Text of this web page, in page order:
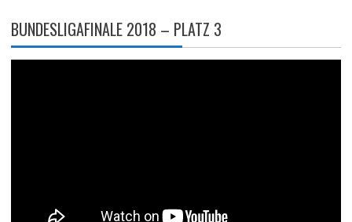
BUNDESLIGAFINALE 2018 – PLATZ 3